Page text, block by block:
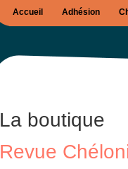
Accueil Adhésion
La boutique
Revue